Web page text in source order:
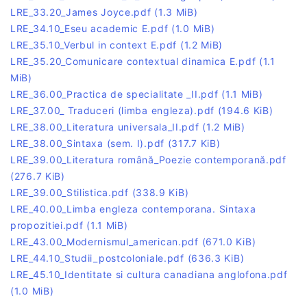
LRE_33.20_James Joyce.pdf (1.3 MiB)
LRE_34.10_Eseu academic E.pdf (1.0 MiB)
LRE_35.10_Verbul in context E.pdf (1.2 MiB)
LRE_35.20_Comunicare contextual dinamica E.pdf (1.1
MiB)
LRE_36.00_Practica de specialitate _II.pdf (1.1 MiB)
LRE_37.00_ Traduceri (limba engleza).pdf (194.6 KiB)
LRE_38.00_Literatura universala_II.pdf (1.2 MiB)
LRE_38.00_Sintaxa (sem. I).pdf (317.7 KiB)
LRE_39.00_Literatura română_Poezie contemporană.pdf
(276.7 KiB)
LRE_39.00_Stilistica.pdf (338.9 KiB)
LRE_40.00_Limba engleza contemporana. Sintaxa
propozitiei.pdf (1.1 MiB)
LRE_43.00_Modernismul_american.pdf (671.0 KiB)
LRE_44.10_Studii_postcoloniale.pdf (636.3 KiB)
LRE_45.10_Identitate si cultura canadiana anglofona.pdf
(1.0 MiB)